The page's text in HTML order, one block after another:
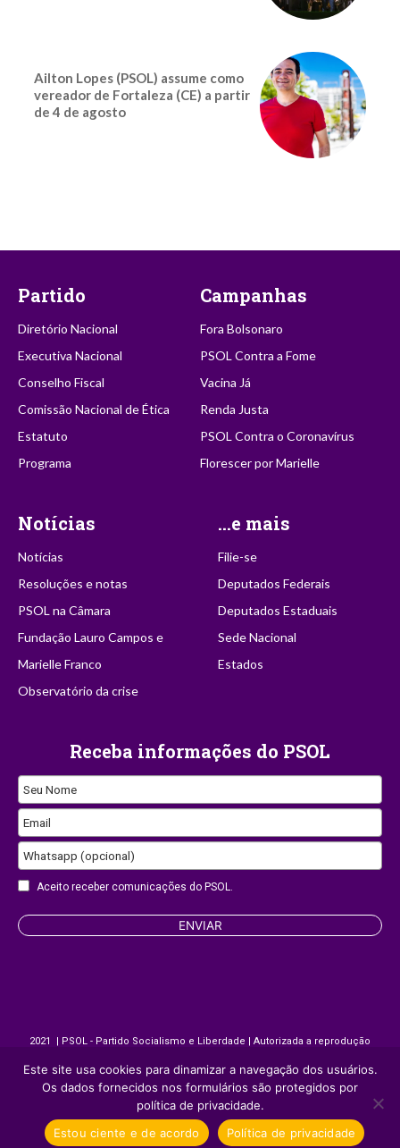
Ailton Lopes (PSOL) assume como
vereador de Fortaleza (CE) a partir
de 4 de agosto
Partido
Diretório Nacional
Executiva Nacional
Conselho Fiscal
Comissão Nacional de Ética
Estatuto
Programa
Campanhas
Fora Bolsonaro
PSOL Contra a Fome
Vacina Já
Renda Justa
PSOL Contra o Coronavírus
Florescer por Marielle
Notícias
Notícias
Resoluções e notas
PSOL na Câmara
Fundação Lauro Campos e
Marielle Franco
Observatório da crise
...e mais
Filie-se
Deputados Federais
Deputados Estaduais
Sede Nacional
Estados
Receba informações do PSOL
Seu Nome
Email
Whatsapp (opcional)
Aceito receber comunicações do PSOL.
Email
ENVIAR
2021 | PSOL - Partido Socialismo e Liberdade | Autorizada a reprodução
desde que citada a fonte.
Site desenvolvido porAppmobi
Este site usa cookies para dinamizar a navegação dos usuários.
Os dados fornecidos nos formulários são protegidos por
política de privacidade.
Estou ciente e de acordo
Política de privacidade